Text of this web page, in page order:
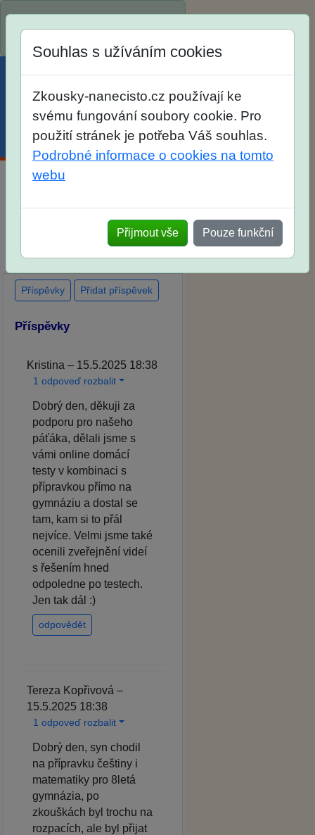
Menu Účet Košík
po skutečných přijímacích
zkouškách
Souhlas s užíváním cookies
Zkousky-nanecisto.cz používají ke
svému fungování soubory cookie. Pro
použití stránek je potřeba Váš souhlas.
Podrobné informace o cookies na tomto
webu
Přijmout vše Pouze funkční
Příspěvky Přidat příspěvek
Příspěvky
Kristina – 15.5.2025 18:38
1 odpoveď rozbalit
Dobrý den, děkuji za
podporu pro našeho
páťáka, dělali jsme s
vámi online domácí
testy v kombinaci s
přípravkou přímo na
gymnáziu a dostal se
tam, kam si to přál
nejvíce. Velmi jsme také
ocenili zveřejnění videí
s řešením hned
odpoledne po testech.
Jen tak dál :)
odpovědět
Tereza Kopřivová –
15.5.2025 18:38
1 odpoveď rozbalit
Dobrý den, syn chodil
na přípravku češtiny i
matematiky pro 8letá
gymnázia, po
zkouškách byl trochu na
rozpacích, ale byl přijat